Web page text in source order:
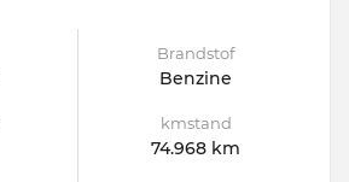
Brandstof
Benzine
kmstand
74.968 km